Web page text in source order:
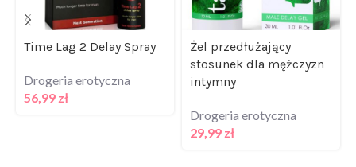
Time Lag 2 Delay Spray
Drogeria erotyczna
56,99 zł
Żel przedłużający
stosunek dla mężczyzn
intymny
Drogeria erotyczna
29,99 zł